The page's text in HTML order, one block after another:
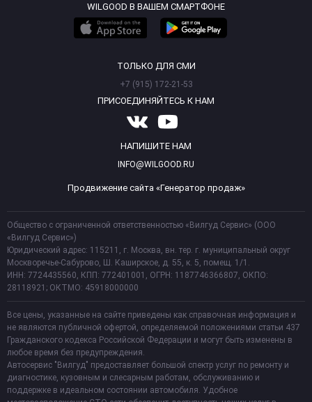
WILGOOD В ВАШЕМ СМАРТФОНЕ
ТОЛЬКО ДЛЯ СМИ
+7 (915) 172-21-53
ПРИСОЕДИНЯЙТЕСЬ К НАМ
НАПИШИТЕ НАМ
INFO@WILGOOD.RU
Продвижение сайта «Генератор продаж»
Общество с ограниченной ответственностью «Вилгуд Сервис» (ООО
«Вилгуд Сервис»)
Юридический адрес: 115211, г. Москва, вн. тер. г. муниципальный округ
Москворечье-Сабурово, Ш. Каширское, д. 55, к. 5, помещ. 1/1.
ИНН: 7724435560, КПП: 772401001, ОГРН: 1187746366807, ОКПО:
28118921; ОКТМО: 45918000000
Все цены, указанные на сайте приведены как справочная информация и
не являются публичной офертой, определяемой положениями статьи 437
Гражданского кодекса Российской Федерации и могут быть изменены в
любое время без предупреждения.
Автосервис "Вилгуд" предоставляет большой спектр услуг по ремонту и
диагностике, кузовным и слесарным работам, обслуживанию и
поддержке в идеальном состоянии автомобиля. Удобное